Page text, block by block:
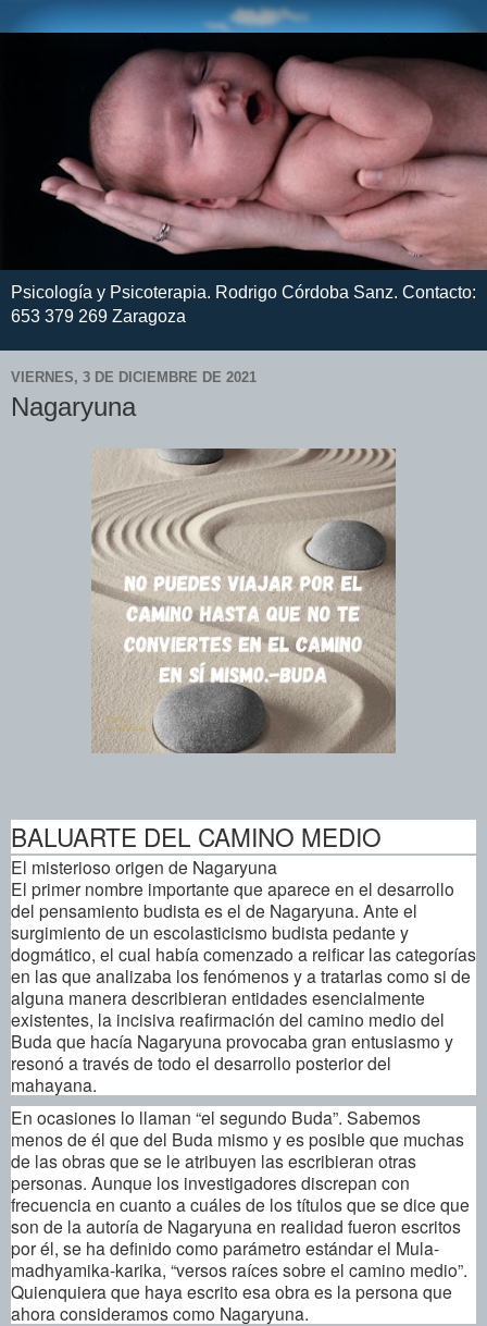
Psicología y Psicoterapia. Rodrigo Córdoba Sanz. Contacto:
653 379 269 Zaragoza
VIERNES, 3 DE DICIEMBRE DE 2021
Nagaryuna
BALUARTE DEL CAMINO MEDIO
El misterioso origen de Nagaryuna
El primer nombre importante que aparece en el desarrollo
del pensamiento budista es el de Nagaryuna. Ante el
surgimiento de un escolasticismo budista pedante y
dogmático, el cual había comenzado a reificar las categorías
en las que analizaba los fenómenos y a tratarlas como si de
alguna manera describieran entidades esencialmente
existentes, la incisiva reafirmación del camino medio del
Buda que hacía Nagaryuna provocaba gran entusiasmo y
resonó a través de todo el desarrollo posterior del
mahayana.
En ocasiones lo llaman “el segundo Buda”. Sabemos
menos de él que del Buda mismo y es posible que muchas
de las obras que se le atribuyen las escribieran otras
personas. Aunque los investigadores discrepan con
frecuencia en cuanto a cuáles de los títulos que se dice que
son de la autoría de Nagaryuna en realidad fueron escritos
por él, se ha definido como parámetro estándar el Mula-
madhyamika-karika, “versos raíces sobre el camino medio”.
Quienquiera que haya escrito esa obra es la persona que
ahora consideramos como Nagaryuna.